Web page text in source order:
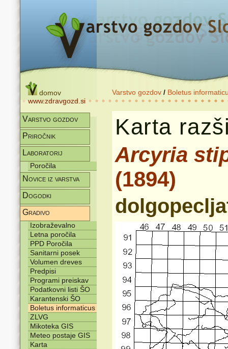
domov
www.zdravgozd.si
Varstvo gozdov / Boletus
Varstvo gozdov
Priročnik
Laboratorij
Poročila
Novice iz varstva
Dogodki
Gradivo
Izobraževalno
Letna poročila
PPD Poročila
Sanitarni posek
Volumen dreves
Predpisi
Programi preiskav
Podatkovni listi ŠO
Karantenski ŠO
Boletus informaticus
ZLVG
Mikoteka GIS
Meteo postaje GIS
Karta
Karta
Arcyria
(1894)